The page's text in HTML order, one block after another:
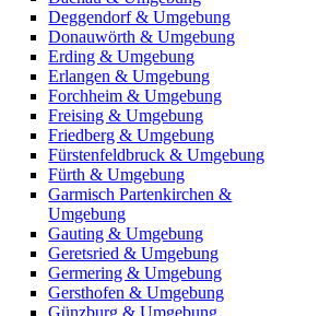
Deggendorf & Umgebung
Donauwörth & Umgebung
Erding & Umgebung
Erlangen & Umgebung
Forchheim & Umgebung
Freising & Umgebung
Friedberg & Umgebung
Fürstenfeldbruck & Umgebung
Fürth & Umgebung
Garmisch Partenkirchen &
Umgebung
Gauting & Umgebung
Geretsried & Umgebung
Germering & Umgebung
Gersthofen & Umgebung
Günzburg & Umgebung